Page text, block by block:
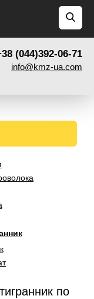
(044)392-06-71
info@kmz-ua.com
по